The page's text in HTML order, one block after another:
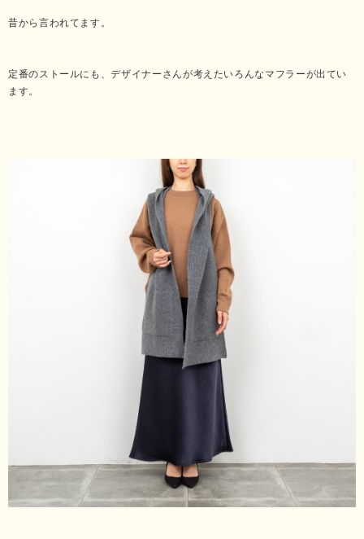
昔から言われてます。
定番のストールにも、デザイナーさんが考えたいろんなマフラーが出てい
ます。